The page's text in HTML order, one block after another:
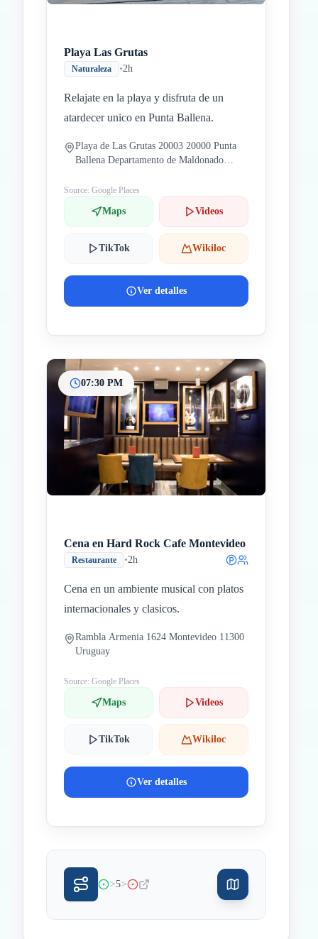
Playa Las Grutas
Naturaleza •2h
Relajate en la playa y disfruta de un
atardecer unico en Punta Ballena.
Playa de Las Grutas 20003 20000 Punta
Ballena Departamento de Maldonado
Source: Google Places
Maps Videos
TikTok Wikiloc
Ver detalles
07:30 PM
Cena en Hard Rock Cafe Montevideo
Restaurante •2h
Cena en un ambiente musical con platos
internacionales y clasicos.
Rambla Armenia 1624 Montevideo 11300
Uruguay
Source: Google Places
Maps Videos
TikTok Wikiloc
Ver detalles
>5>